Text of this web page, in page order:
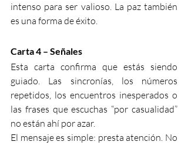
intenso para ser valioso. La paz también
es una forma de éxito.
Carta 4 – Señales
Esta carta confirma que estás siendo
guiado. Las sincronías, los números
repetidos, los encuentros inesperados o
las frases que escuchas “por casualidad”
no están ahí por azar.
El mensaje es simple: presta atención. No